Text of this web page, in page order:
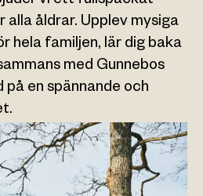
åldrar. Upplev mysiga
hela familjen, lär dig baka
med Gunnebos
en spännande och